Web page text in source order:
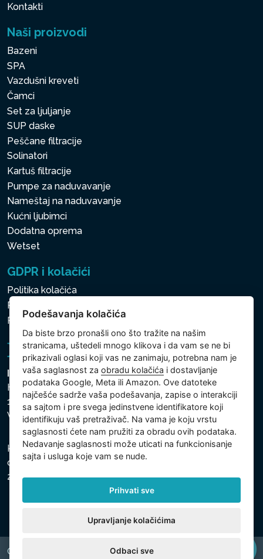
Kontakti
Naši proizvodi
Bazeni
SPA
Vazdušni kreveti
Čamci
Set za ljuljanje
SUP daske
Peščane filtracije
Solinatori
Kartuš filtracije
Pumpe za naduvavanje
Nameštaj na naduvavanje
Kućni ljubimci
Dodatna oprema
Wetset
GDPR i kolačići
Politika kolačića
Politika zaštite ličnih i drugih obrađivanih podataka
Podešavanja kolačića
Intex Trading, s.r.o.
Hradecká 2526/3
130 00 Praha 3
Vinohrady - Česká republika
Kompanija je registrovana u Opštinskom sudu u Pragu,
odeljak C, uložak 74759, Identifikacioni broj kompanije:
26150808, Poreski identifikacioni broj: CZ26150808.
Copyright © 2026 INTEX TRADING s.r.o. All rights reserved.
Podešavanja kolačića
Da biste brzo pronašli ono što tražite na našim
stranicama, uštedeli mnogo klikova i da vam se ne bi
prikazivali oglasi koji vas ne zanimaju, potrebna nam je
vaša saglasnost zaobradu kolačića i dostavljanje
podataka Google, Meta ili Amazon. Ove datoteke
najčešće sadrže vaša podešavanja, zapise o interakciji
sa sajtom i pre svega jedinstvene identifikatore koji
identifikuju vaš pretraživač. Na vama je koju vrstu
saglasnosti ćete nam pružiti za obradu ovih podataka.
Nedavanje saglasnosti može uticati na funkcionisanje
sajta i usluga koje vam se nude.
Prihvati sve
Upravljanje kolačićima
Odbaci sve